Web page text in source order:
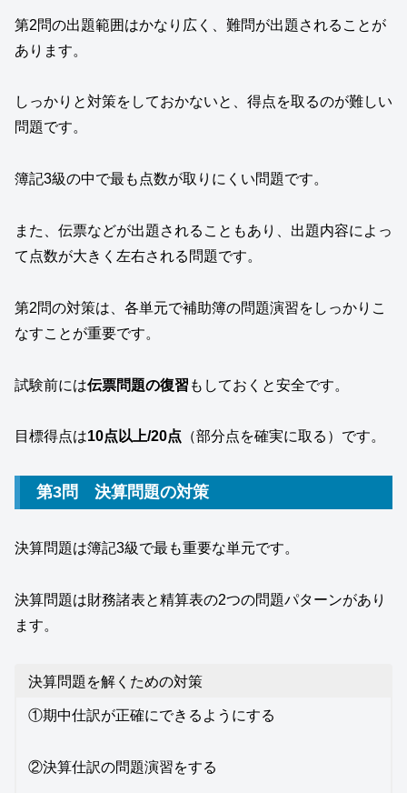
第2問の出題範囲はかなり広く、難問が出題されることが
あります。
しっかりと対策をしておかないと、得点を取るのが難しい
問題です。
簿記3級の中で最も点数が取りにくい問題です。
また、伝票などが出題されることもあり、出題内容によっ
て点数が大きく左右される問題です。
第2問の対策は、各単元で補助簿の問題演習をしっかりこ
なすことが重要です。
試験前には伝票問題の復習 もしておくと安全です。
目標得点は10点以上/20点 （部分点を確実に取る）です。
第3問 決算問題の対策
決算問題は簿記3級で最も重要な単元です。
決算問題は財務諸表と精算表の2つの問題パターンがあり
ます。
決算問題を解くための対策
①期中仕訳が正確にできるようにする
②決算仕訳の問題演習をする